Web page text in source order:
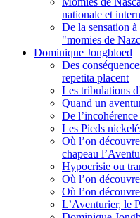
nationale et
De la sensation
"momies de
Dominique Jongbloed
Des
repetita placent
Les tribulations
Quand un
De
Les Pieds
Où l’on
chapeau
Hypocrisie ou
Où l’on
Où l’on
L’Aventurier, le